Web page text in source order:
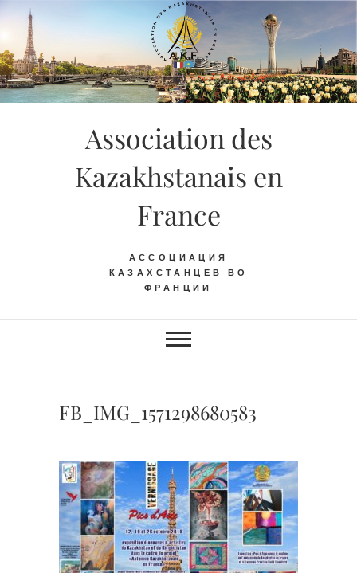
Skip
content
Association des
Kazakhstanais en
France
АССОЦИАЦИЯ
КАЗАХСТАНЦЕВ ВО
ФРАНЦИИ
FB_IMG_1571298680583